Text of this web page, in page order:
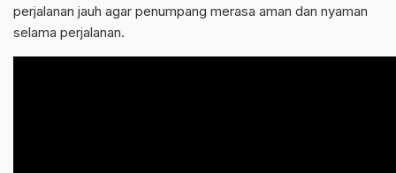
perjalanan jauh agar penumpang merasa aman dan nyaman
selama perjalanan.